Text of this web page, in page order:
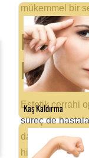
mükemmel bir
Hasta
Estetik cerrahi
süreç de
danışmanlık,
hizmetleri,